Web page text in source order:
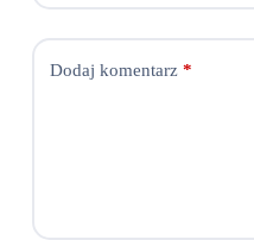
Dodaj komentarz*